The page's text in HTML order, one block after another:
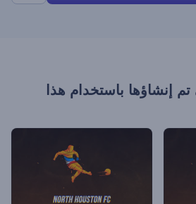
تم إنشاؤها باستخدام هذا